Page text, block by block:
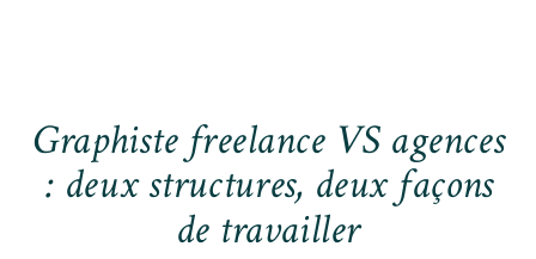
Graphiste freelance VS agences
: deux structures, deux façons
de travailler